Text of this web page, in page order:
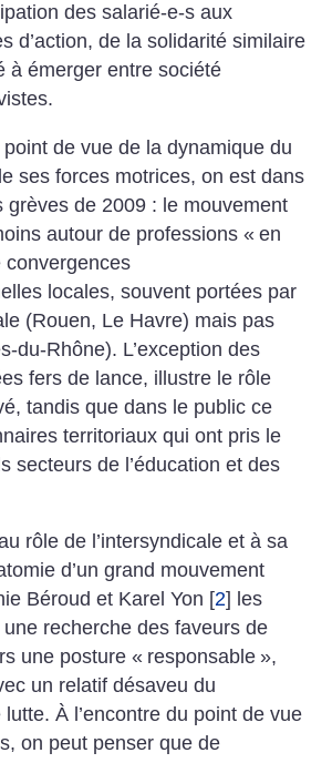
des salarié-e-s aux
d’action, de la solidarité similaire
à émerger entre société
de vue de la dynamique du
ses forces motrices, on est dans
grèves de 2009 : le mouvement
autour de professions « en
convergences
locales, souvent portées par
(Rouen, Le Havre) mais pas
du-Rhône). L’exception des
fers de lance, illustre le rôle
tandis que dans le public ce
territoriaux qui ont pris le
secteurs de l’éducation et des
rôle de l’intersyndicale et à sa
d’un grand mouvement
Béroud et Karel Yon [2] les
recherche des faveurs de
une posture « responsable »,
un relatif désaveu du
À l’encontre du point de vue
on peut penser que de